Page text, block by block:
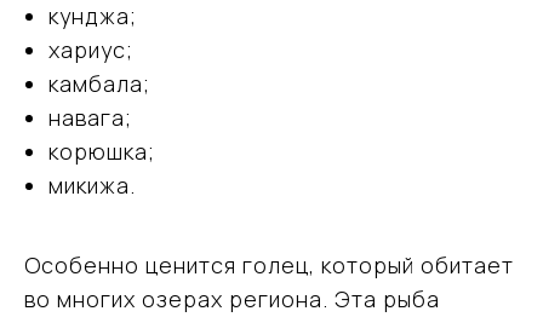
кунджа;
хариус;
камбала;
навага;
корюшка;
микижа.
Особенно ценится голец, который обитает
во многих озерах региона. Эта рыба